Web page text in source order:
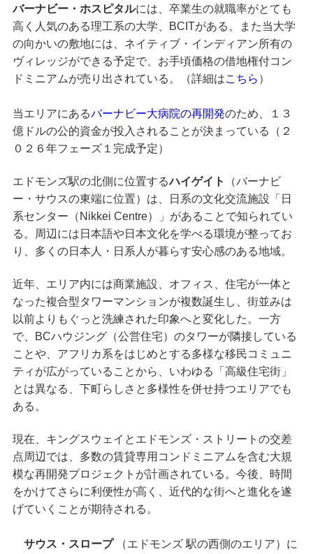
バーナビー・ホスピタルには、卒業生の就職率がとても
高く人気のある理工系の大学、BCITがある。また当大学
の向かいの敷地には、ネイティブ・インディアン所有の
ヴィレッジができる予定で、お手頃価格の借地権付コン
ドミニアムが売り出されている。（詳細はこちら ）
当エリアにあるバーナビー大病院の再開発のため、１３
億ドルの公的資金が投入されることが決まっている（２
０２６年フェーズ１完成予定）
エドモンズ駅の北側に位置するハイゲイト
（バーナビ
ー・サウスの東端に位置）は、日系の文化交流施設「日
系センター（Nikkei Centre）」があることで知られてい
る。周辺には日本語や日本文化を学べる環境が整ってお
り、多くの日本人・日系人が暮らす安心感のある地域。
近年、エリア内には商業施設、オフィス、住宅が一体と
なった複合型タワーマンションが複数誕生し、街並みは
以前よりもぐっと洗練された印象へと変化した。一方
で、BCハウジング（公営住宅）のタワーが隣接している
ことや、アフリカ系をはじめとする多様な移民コミュニ
ティが広がっていることから、いわゆる「高級住宅街」
とは異なる、下町らしさと多様性を併せ持つエリアでも
ある。
現在、キングスウェイとエドモンズ・ストリートの交差
点周辺では、多数の賃貸専用コンドミニアムを含む大規
模な再開発プロジェクトが計画されている。今後、時間
をかけてさらに利便性が高く、近代的な街へと進化を遂
げていくことが期待される。
サウス・スロープ （エドモンズ 駅の西側のエリア）に